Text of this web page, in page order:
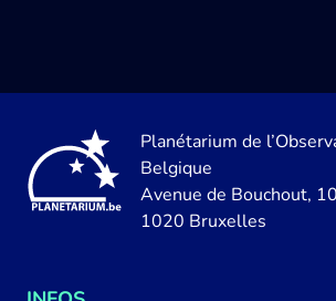
Planétarium de
Belgique
Avenue de Bouchout, 10
1020 Bruxelles